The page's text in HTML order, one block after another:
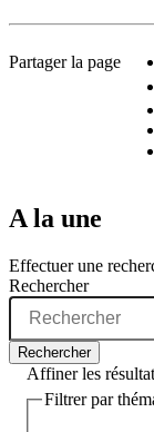
Partager la page
A la une
Effectuer une
Rechercher
Rechercher
Affiner les
Filtrer par